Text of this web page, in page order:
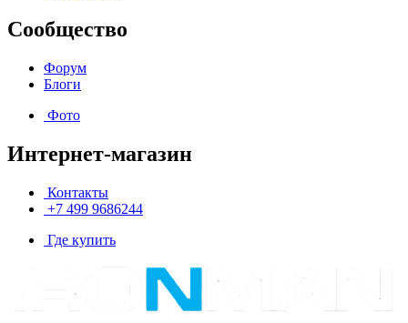
Сообщество
Форум
Блоги
Фото
Интернет-магазин
Контакты
+7 499 9686244
Где купить